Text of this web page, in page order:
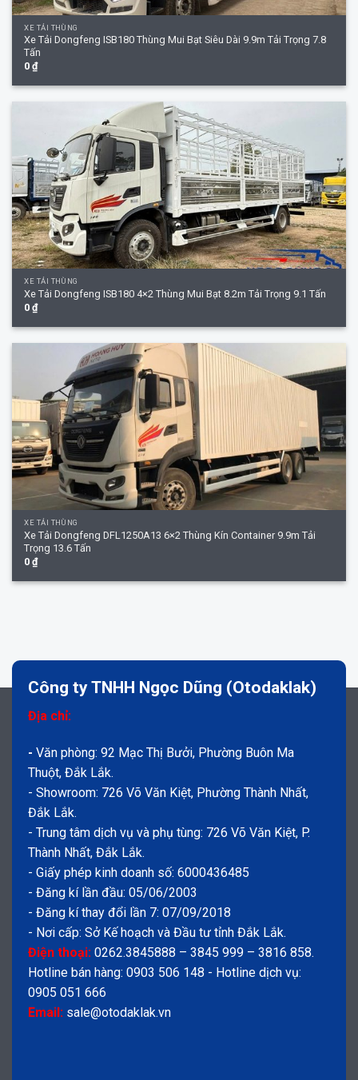
XE TẢI THÙNG
Xe Tải Dongfeng ISB180 Thùng Mui Bạt Siêu Dài 9.9m Tải Trọng 7.8
Tấn
0₫
XE TẢI THÙNG
Xe Tải Dongfeng ISB180 4×2 Thùng Mui Bạt 8.2m Tải Trọng 9.1 Tấn
0₫
XE TẢI THÙNG
Xe Tải Dongfeng DFL1250A13 6×2 Thùng Kín Container 9.9m Tải
Trọng 13.6 Tấn
0₫
Công ty TNHH Ngọc Dũng (Otodaklak)
Địa chỉ:
- Văn phòng: 92 Mạc Thị Bưởi, Phường Buôn Ma
Thuột, Đắk Lắk.
- Showroom: 726 Võ Văn Kiệt, Phường Thành Nhất,
Đắk Lắk.
- Trung tâm dịch vụ và phụ tùng: 726 Võ Văn Kiệt, P.
Thành Nhất, Đắk Lắk.
- Giấy phép kinh doanh số: 6000436485
- Đăng kí lần đầu: 05/06/2003
- Đăng kí thay đổi lần 7: 07/09/2018
- Nơi cấp: Sở Kế hoạch và Đầu tư tỉnh Đắk Lắk.
Điện thoại: 0262.3845888 – 3845 999 – 3816 858.
Hotline bán hàng: 0903 506 148 - Hotline dịch vụ:
0905 051 666
Email: sale@otodaklak.vn